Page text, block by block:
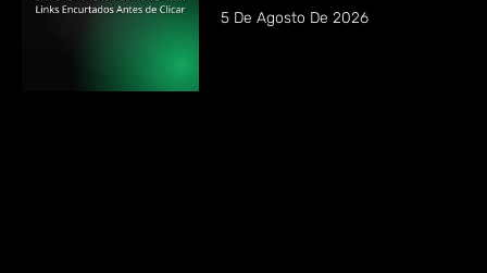
5 De Agosto De 2026